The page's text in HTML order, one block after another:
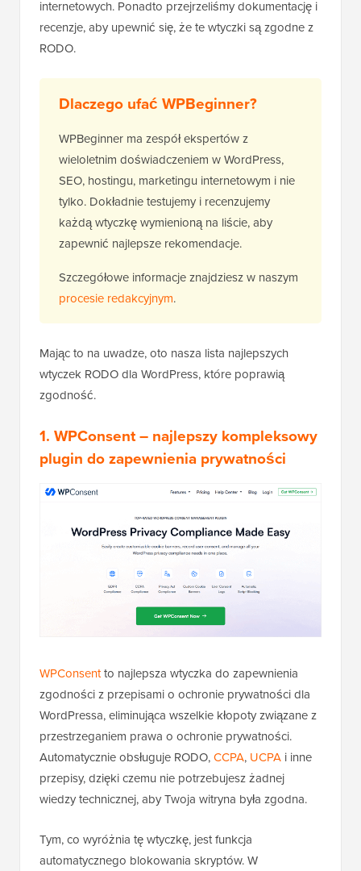
internetowych. Ponadto przejrzeliśmy dokumentację i
recenzje, aby upewnić się, że te wtyczki są zgodne z
RODO.
Dlaczego ufać WPBeginner?
WPBeginner ma zespół ekspertów z
wieloletnim doświadczeniem w WordPress,
SEO, hostingu, marketingu internetowym i nie
tylko. Dokładnie testujemy i recenzujemy
każdą wtyczkę wymienioną na liście, aby
zapewnić najlepsze rekomendacje.
Szczegółowe informacje znajdziesz w naszym
procesie redakcyjnym.
Mając to na uwadze, oto nasza lista najlepszych
wtyczek RODO dla WordPress, które poprawią
zgodność.
1. WPConsent – najlepszy kompleksowy
plugin do zapewnienia prywatności
WPConsentto najlepsza wtyczka do zapewnienia
zgodności z przepisami o ochronie prywatności dla
WordPressa, eliminująca wszelkie kłopoty związane z
przestrzeganiem prawa o ochronie prywatności.
Automatycznie obsługuje RODO,CCPA, UCPA i inne
przepisy, dzięki czemu nie potrzebujesz żadnej
wiedzy technicznej, aby Twoja witryna była zgodna.
Tym, co wyróżnia tę wtyczkę, jest funkcja
automatycznego blokowania skryptów. W